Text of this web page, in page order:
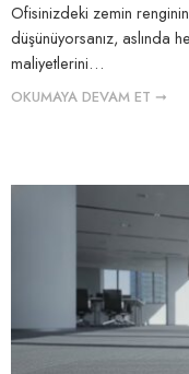
Ofisinizdeki zemin
düşünüyorsanız, aslında
maliyetlerini…
OKUMAYA DEVAM ET ➞